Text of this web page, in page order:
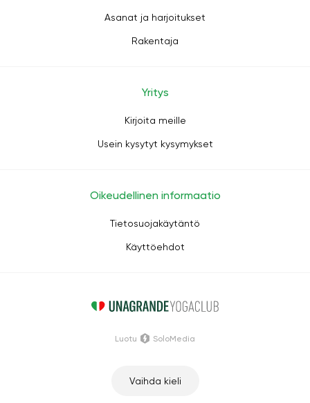
Asanat ja harjoitukset
Rakentaja
Yritys
Kirjoita meille
Usein kysytyt kysymykset
Oikeudellinen informaatio
Tietosuojakäytäntö
Käyttöehdot
Vaihda kieli
Luotu SoloMedia